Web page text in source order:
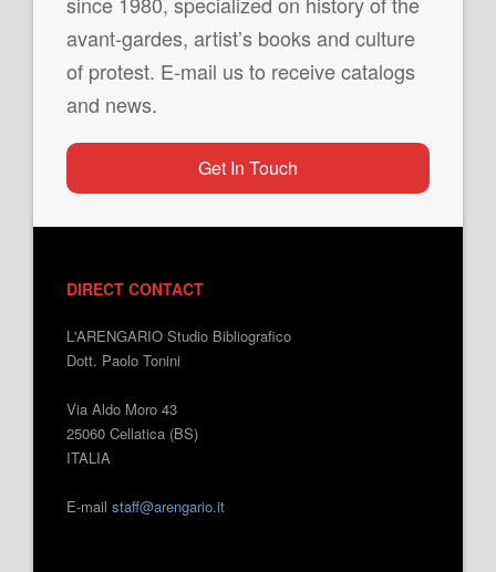
avant-gardes, artist’s books and culture
of protest. E-mail us to receive catalogs
and news.
Get In Touch
DIRECT CONTACT
L'ARENGARIO Studio Bibliografico
Dott. Paolo Tonini
Via Aldo Moro 43
25060 Cellatica (BS)
ITALIA
E-mail staff@arengario.it